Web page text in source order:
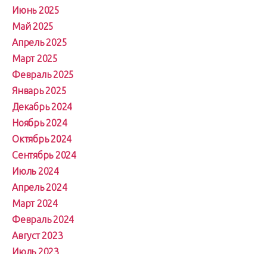
Июнь 2025
Май 2025
Апрель 2025
Март 2025
Февраль 2025
Январь 2025
Декабрь 2024
Ноябрь 2024
Октябрь 2024
Сентябрь 2024
Июль 2024
Апрель 2024
Март 2024
Февраль 2024
Август 2023
Июль 2023